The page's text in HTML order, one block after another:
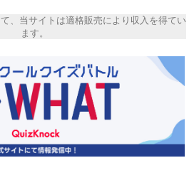
、当サイトは適格販売により収入を得てい
ます。